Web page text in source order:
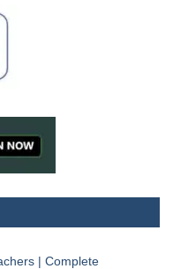
| Complete